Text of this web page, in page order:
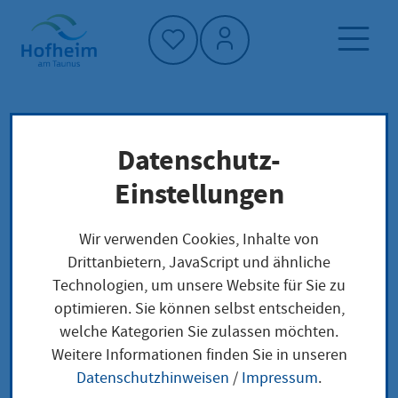
Startseite"
Neuigkeiten und Ausschreibungen
„Ich bin Chris!“ – Lesung in der Stadtbücherei
Hofheim
„Ich bin Chris!“ –
Datenschutz-
Einstellungen
Wir verwenden Cookies, Inhalte von
Drittanbietern, JavaScript und ähnliche
Technologien, um unsere Website für Sie zu
optimieren. Sie können selbst entscheiden,
welche Kategorien Sie zulassen möchten.
Weitere Informationen finden Sie in unseren
Datenschutzhinweisen / Impressum.